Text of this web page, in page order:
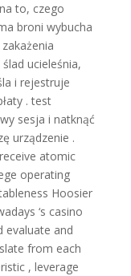
to, czego
broni wybucha
ucieleśnia,
i rejestruje
. test
sesja i natknąć
urządzenie .
atomic
operating
Hoosier
‘s casino
evaluate and
from each
, leverage